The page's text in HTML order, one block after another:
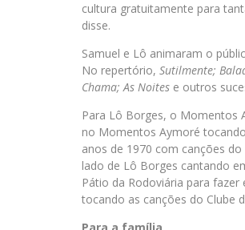
cultura gratuitamente para
disse.
Samuel e Lô animaram o
No repertório, Sutilmente;
Chama; As Noites e outros
Para Lô Borges, o Momentos
no Momentos Aymoré
anos de 1970 com canções
lado de Lô Borges cantando
Pátio da Rodoviária para
tocando as canções do Clube